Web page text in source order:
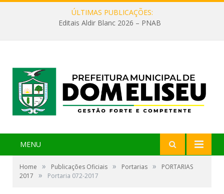
ÚLTIMAS PUBLICAÇÕES:
Editais Aldir Blanc 2026 – PNAB
MENU
Home » Publicações Oficiais » Portarias »
PORTARIAS
2017
» Portaria 072-2017